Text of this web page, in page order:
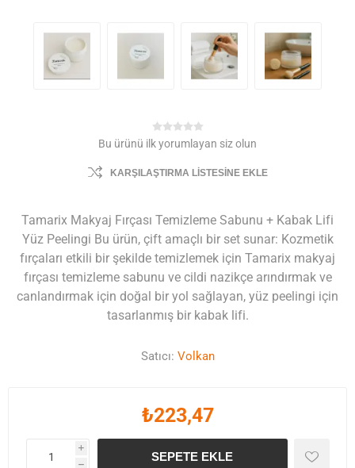
Bu ürünü ilk yorumlayan siz olun
KARŞILAŞTIRMA LISTESINE EKLE
Tamarix Makyaj Fırçası Temizleme Sabunu + Kabak Lifi
Yüz Peelingi Bu ürün, çift amaçlı bir set sunar: Kozmetik
fırçaları etkili bir şekilde temizlemek için Tamarix makyaj
fırçası temizleme sabunu ve cildi nazikçe arındırmak ve
canlandırmak için doğal bir yol sağlayan, yüz peelingi için
tasarlanmış bir kabak lifi.
Satıcı: Volkan
₺223,47
i
h
SEPETE EKLE